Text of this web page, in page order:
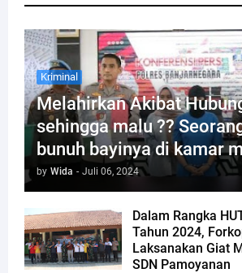
Kriminal
Melahirkan Akibat
sehingga malu ??
bunuh bayinya di kamar
by Wida - Juli 06, 2024
Dalam Rangka
Tahun 2024,
Laksanakan Giat
SDN Pamoyanan